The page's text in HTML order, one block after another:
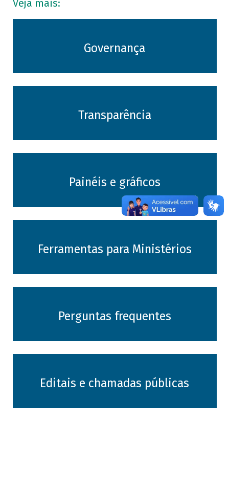
Veja mais:
Governança
Transparência
Painéis e gráficos
Ferramentas para Ministérios
Perguntas frequentes
Editais e chamadas públicas